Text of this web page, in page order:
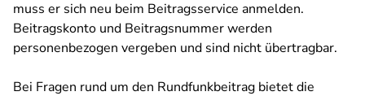
muss er sich neu beim Beitragsservice anmelden.
Beitragskonto und Beitragsnummer werden
personenbezogen vergeben und sind nicht übertragbar.
Bei Fragen rund um den Rundfunkbeitrag bietet die